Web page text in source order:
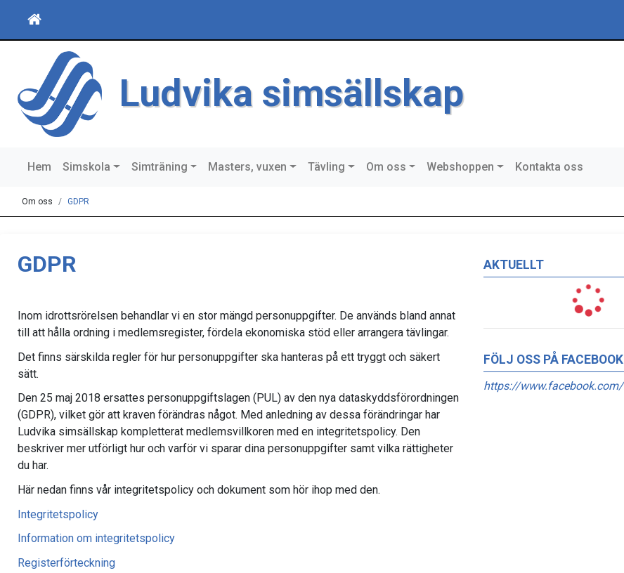
Ludvika simsällskap
Hem Simskola Simträning Masters, vuxen Tävling Om oss Webshoppen Kontakta oss
Om oss GDPR
AKTUELLT
FÖLJ OSS PÅ
https://
GDPR
Inom idrottsrörelsen behandlar vi en stor mängd personuppgifter. De används bland annat
till att hålla ordning i medlemsregister, fördela ekonomiska stöd eller arrangera tävlingar.
Det finns särskilda regler för hur personuppgifter ska hanteras på ett tryggt och säkert
sätt.
Den 25 maj 2018 ersattes personuppgiftslagen (PUL) av den nya dataskyddsförordningen
(GDPR), vilket gör att kraven förändras något. Med anledning av dessa förändringar har
Ludvika simsällskap kompletterat medlemsvillkoren med en integritetspolicy. Den
beskriver mer utförligt hur och varför vi sparar dina personuppgifter samt vilka rättigheter
du har.
Här nedan finns vår integritetspolicy och dokument som hör ihop med den.
Integritetspolicy
Information om integritetspolicy
Registerförteckning